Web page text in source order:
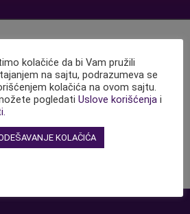
je namijenjena mladima
koji žele da razviju lične i poslovne
pozicioniranja na tržištu rada ili u
biznisa.
kolačiće da bi Vam pružili
na sajtu, podrazumeva se
kolačića na ovom sajtu.
pogledati Uslove korišćenja i
KOLAČIĆA